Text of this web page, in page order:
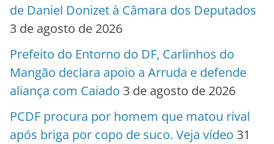
de Daniel Donizet à Câmara dos Deputados
3 de agosto de 2026
Prefeito do Entorno do DF, Carlinhos do
Mangão declara apoio a Arruda e defende
aliança com Caiado 3 de agosto de 2026
PCDF procura por homem que matou rival
após briga por copo de suco. Veja vídeo 31